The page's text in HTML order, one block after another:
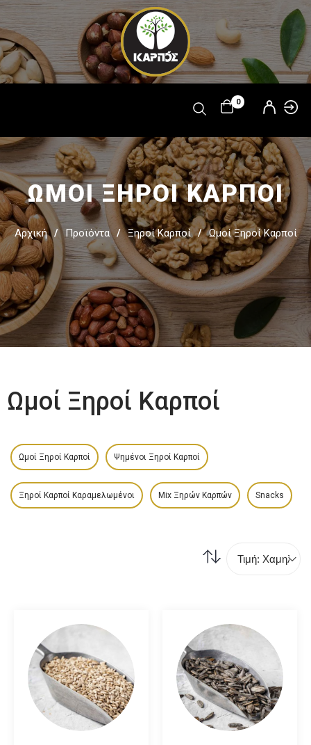
Παράκαμψη
προς το
κυρίως
περιεχόμενο
0
ΩΜΟΙ ΞΗΡΟΙ ΚΑΡΠΟΙ
Αρχική Προϊόντα Ξηροί Καρποί Ωμοί Ξηροί Καρποί
Ωμοί Ξηροί Καρποί
Ωμοί Ξηροί Καρποί Ψημένοι Ξηροί Καρποί
Ξηροί Καρποί Καραμελωμένοι Mix Ξηρών Καρπών Snacks